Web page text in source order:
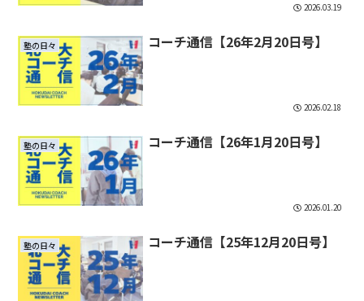
2026.03.19
塾の日々 コーチ通信【26年2月20日号】
2026.02.18
塾の日々 コーチ通信【26年1月20日号】
2026.01.20
塾の日々 コーチ通信【25年12月20日号】